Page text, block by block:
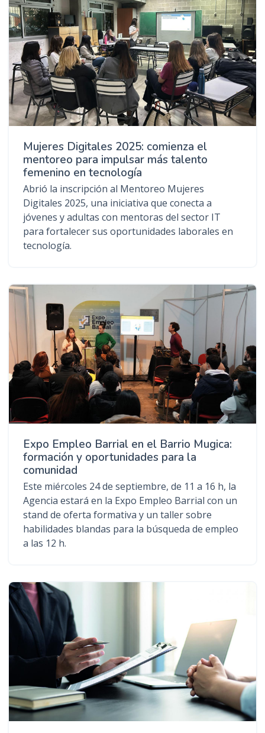
Mujeres Digitales 2025: comienza el
mentoreo para impulsar más talento
femenino en tecnología
Abrió la inscripción al Mentoreo Mujeres
Digitales 2025, una iniciativa que conecta a
jóvenes y adultas con mentoras del sector IT
para fortalecer sus oportunidades laborales en
tecnología.
Expo Empleo Barrial en el Barrio Mugica:
formación y oportunidades para la
comunidad
Este miércoles 24 de septiembre, de 11 a 16 h, la
Agencia estará en la Expo Empleo Barrial con un
stand de oferta formativa y un taller sobre
habilidades blandas para la búsqueda de empleo
a las 12 h.